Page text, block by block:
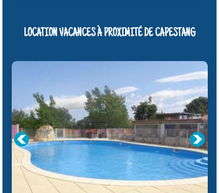
LOCATION VACANCES À PROXIMITÉ DE CAPESTANG